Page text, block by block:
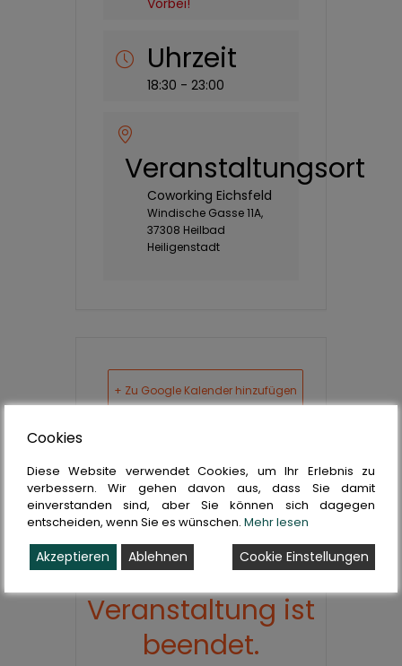
Vorbei!
Uhrzeit
18:30 - 23:00
Veranstaltungsort
Coworking Eichsfeld
Windische Gasse 11A,
37308 Heilbad
Heiligenstadt
+ Zu Google Kalender hinzufügen
Die
Veranstaltung ist
beendet.
Cookies
Diese Website verwendet Cookies, um Ihr Erlebnis zu
verbessern. Wir gehen davon aus, dass Sie damit
einverstanden sind, aber Sie können sich dagegen
entscheiden, wenn Sie es wünschen. Mehr lesen
Akzeptieren Ablehnen Cookie Einstellungen